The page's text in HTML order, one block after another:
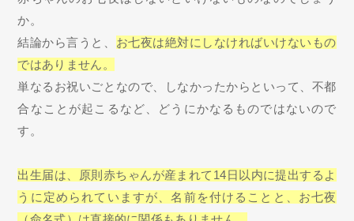
か。
結論から言うと、 お七夜は絶対にしなければいけないもの
ではありません。
単なるお祝いごとなので、しなかったからといって、不都
合なことが起こるなど、どうにかなるものではないので
す。
出生届は、原則赤ちゃんが産まれて14日以内に提出するよ
うに定められていますが、名前を付けることと、お七夜